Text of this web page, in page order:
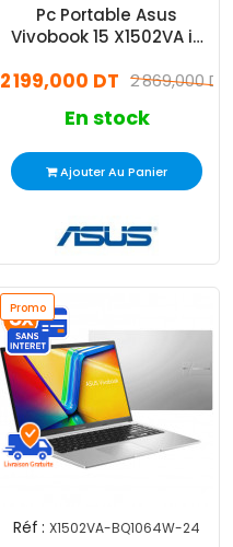
Pc Portable Asus
Vivobook 15 X1502VA i9
Windows 112 869,000 DT
2 199,000 DT
En stock
Ajouter Au Panier
Promo
Réf : X1502VA-BQ1064W-24